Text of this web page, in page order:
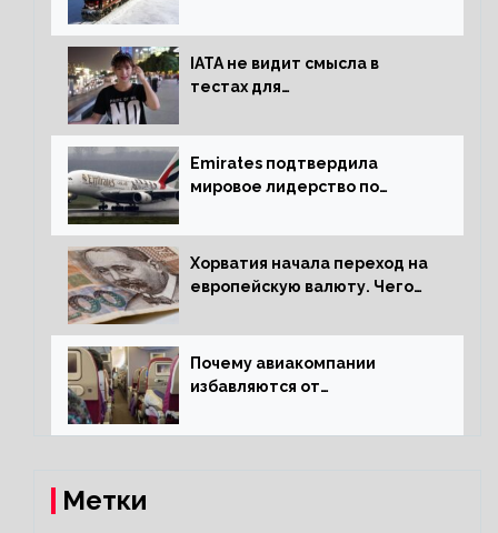
IATA не видит смысла в
тестах для
Emirates подтвердила
мировое лидерство по
Хорватия начала переход на
европейскую валюту. Чего
Почему авиакомпании
избавляются от
Метки